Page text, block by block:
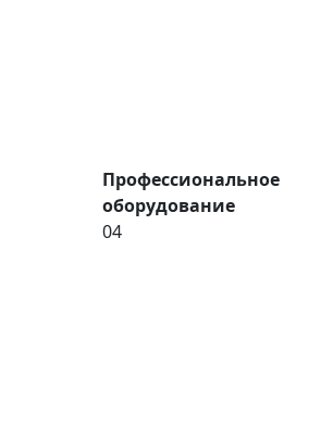
Профессиональное
оборудование
04